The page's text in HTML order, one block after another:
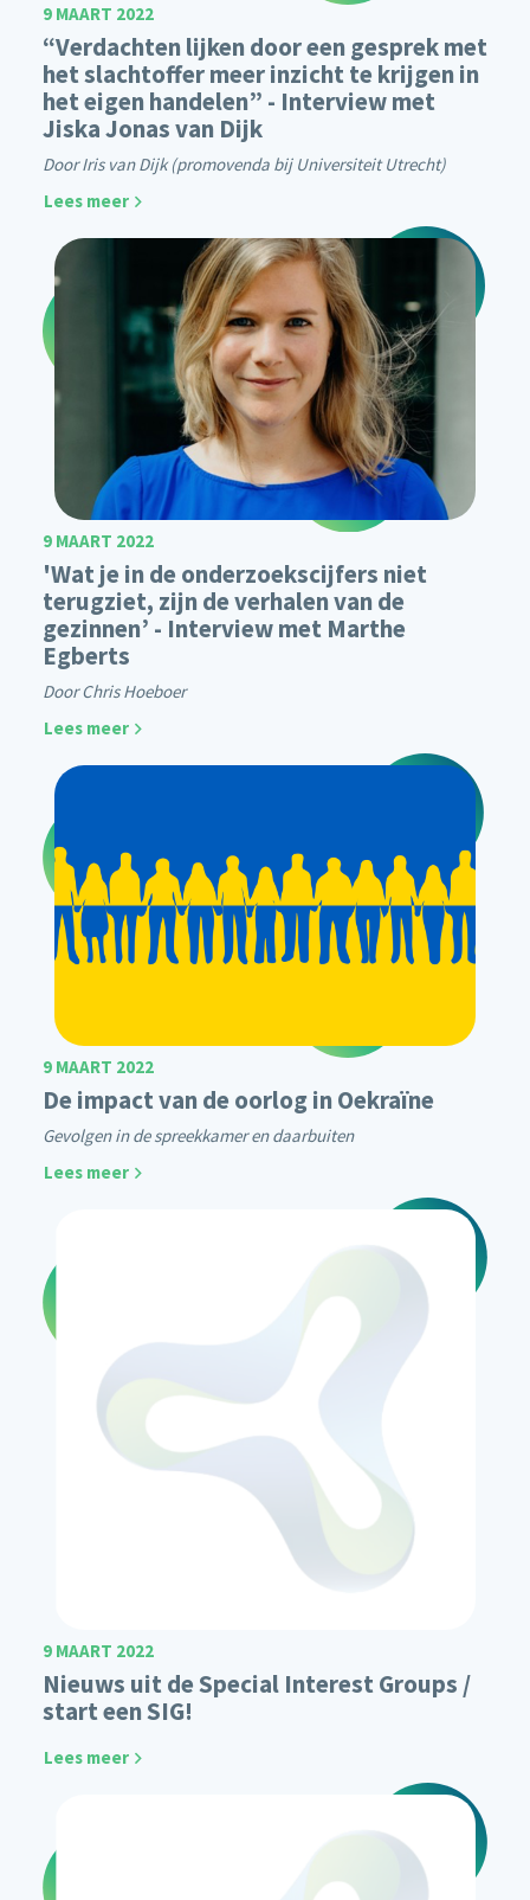
9 MAART 2022
“Verdachten lijken door een gesprek met
het slachtoffer meer inzicht te krijgen in
het eigen handelen” - Interview met
Jiska Jonas van Dijk
Door Iris van Dijk (promovenda bij Universiteit Utrecht)
Lees meer
9 MAART 2022
'Wat je in de onderzoekscijfers niet
terugziet, zijn de verhalen van de
gezinnen’ - Interview met Marthe
Egberts
Door Chris Hoeboer
Lees meer
9 MAART 2022
De impact van de oorlog in Oekraïne
Gevolgen in de spreekkamer en daarbuiten
Lees meer
9 MAART 2022
Nieuws uit de Special Interest Groups /
start een SIG!
Lees meer